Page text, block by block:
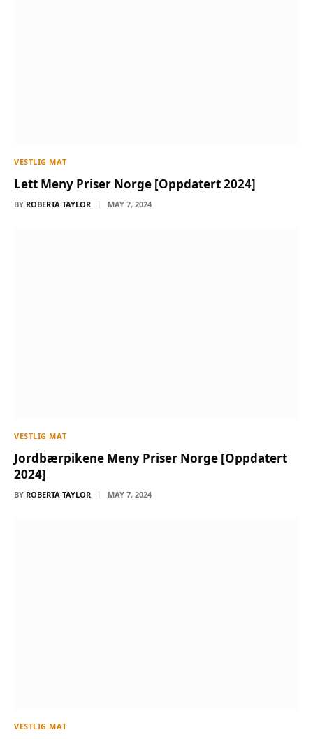
VESTLIG MAT
Lett Meny Priser Norge [Oppdatert 2024]
BY ROBERTA TAYLOR MAY 7, 2024
VESTLIG MAT
Jordbærpikene Meny Priser Norge [Oppdatert
2024]
BY ROBERTA TAYLOR MAY 7, 2024
VESTLIG MAT